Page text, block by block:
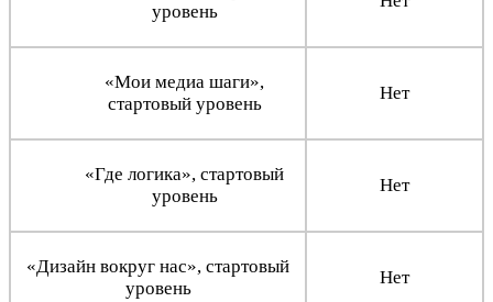
уровень
«Мои медиа шаги»,
стартовый уровень
Нет
«Где логика», стартовый
уровень
Нет
«Дизайн вокруг нас», стартовый
уровень
Нет